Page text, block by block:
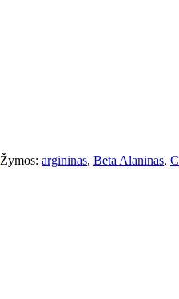
Žymos: argininas, Beta Alaninas,